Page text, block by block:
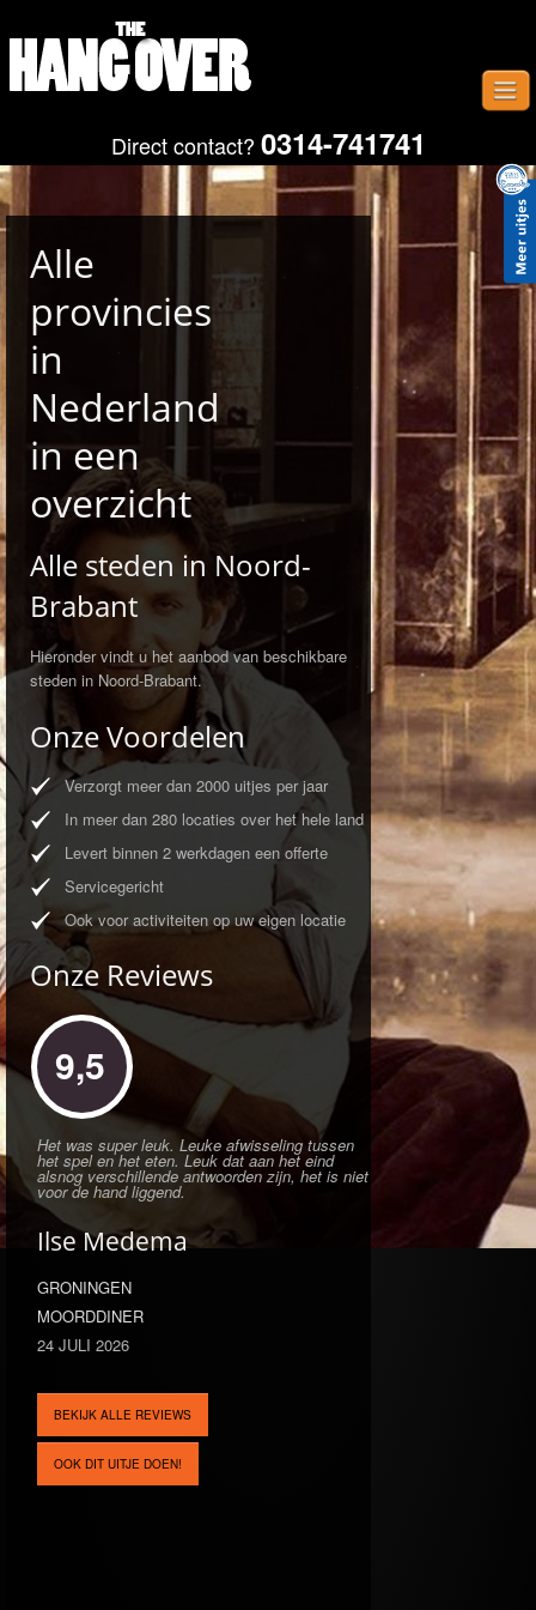
Direct contact? 0314-741741
Plaatsen
Gastenboek
Contact
Fotos
Alle
provincies
in
Nederland
in een
overzicht
Alle steden in Noord-
Brabant
Hieronder vindt u het aanbod van beschikbare
steden in Noord-Brabant.
Onze Voordelen
Verzorgt meer dan 2000 uitjes per jaar
In meer dan 280 locaties over het hele land
Levert binnen 2 werkdagen een offerte
Servicegericht
Ook voor activiteiten op uw eigen locatie
Onze Reviews
9,5
Het was super leuk. Leuke afwisseling tussen
het spel en het eten. Leuk dat aan het eind
alsnog verschillende antwoorden zijn, het is niet
voor de hand liggend.
Ilse Medema
GRONINGEN
MOORDDINER
24 JULI 2026
BEKIJK ALLE REVIEWS
OOK DIT UITJE DOEN!